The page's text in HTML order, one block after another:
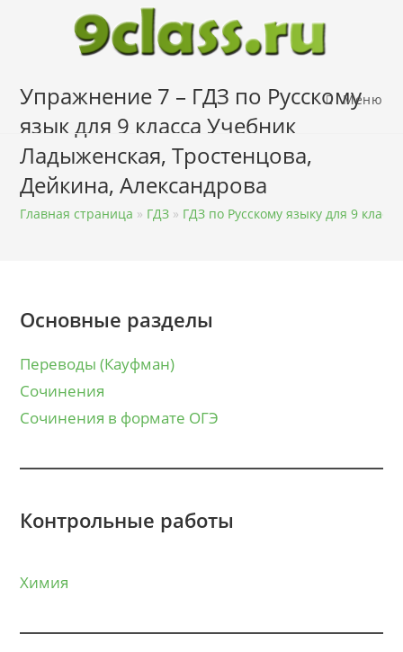
содержимому
Меню
Упражнение 7 – ГДЗ по Русскому
язык для 9 класса Учебник
Ладыженская, Тростенцова,
Дейкина, Александрова
Главная страница » ГДЗ » ГДЗ по Русскому языку для 9 класса
Основные разделы
Переводы (Кауфман)
Сочинения
Сочинения в формате ОГЭ
Контрольные работы
Химия